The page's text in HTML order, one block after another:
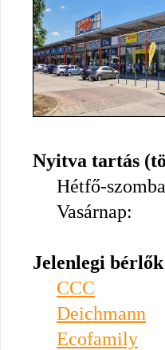
Nyitva tartás
Hétfő-
Vasárnap:
Jelenlegi
CCC
Deichmann
Ecofamily